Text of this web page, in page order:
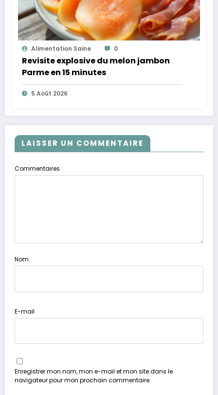
Alimentation Saine 0
Revisite explosive du melon jambon
Parme en 15 minutes
5 Août 2026
LAISSER UN COMMENTAIRE
Commentaires
Nom
E-mail
Enregistrer mon nom, mon e-mail et mon site dans le
navigateur pour mon prochain commentaire.